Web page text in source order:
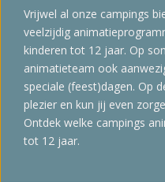
Vrijwel al onze campings
veelzijdig
kinderen tot 12 jaar. Op
animatieteam ook
speciale (feest)dagen. Op
plezier en kun jij even
Ontdek welke campings
tot 12 jaar.